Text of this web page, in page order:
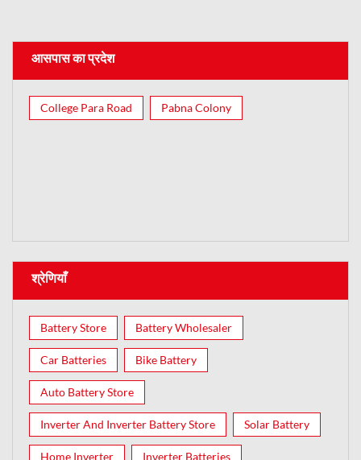
आसपास का प्रदेश
College Para Road Pabna Colony
श्रेणियाँ
Battery Store Battery Wholesaler
Car Batteries Bike Battery
Auto Battery Store
Inverter And Inverter Battery Store Solar Battery
Home Inverter Inverter Batteries